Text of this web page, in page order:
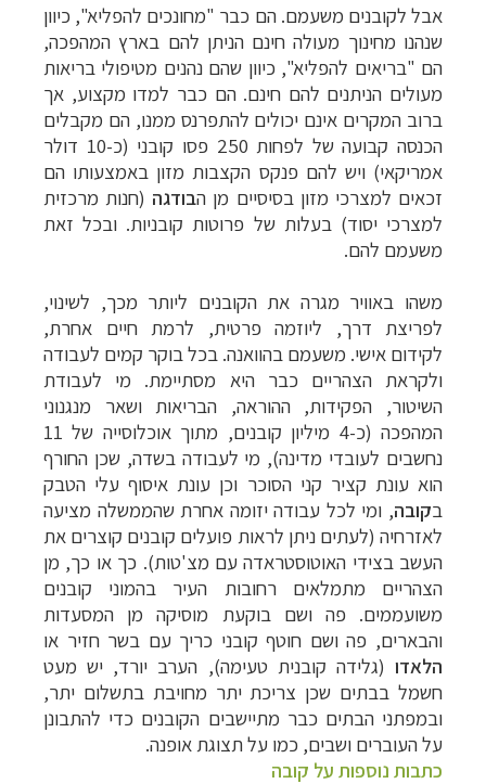
אבל לקובנים משעמם. הם כבר "מחונכים להפליא", כיוון
שנהנו מחינוך מעולה חינם הניתן להם בארץ המהפכה,
הם "בריאים להפליא",כיוון שהם נהנים מטיפולי בריאות
מעולים הניתנים להם חינם. הם כבר למדו מקצוע, אך
ברוב המקרים אינם יכולים להתפרנס ממנו, הם מקבלים
הכנסה קבועה של לפחות 250 פסו קובני (כ-10 דולר
אמריקאי) ויש להם פנקס הקצבות מזון באמצעותו הם
זכאים למצרכי מזון בסיסיים מן הבודגה (חנות מרכזית
למצרכי יסוד) בעלות של פרוטות קובניות. ובכל זאת
משעמם להם.
משהו באוויר מגרה את הקובנים ליותר מכך, לשינוי,
לפריצת דרך, ליוזמה פרטית, לרמת חיים אחרת,
לקידום אישי. משעמם בהוואנה. בכל בוקר קמים לעבודה
ולקראת הצהריים כבר היא מסתיימת. מי לעבודת
השיטור, הפקידות, ההוראה, הבריאות ושאר מנגנוני
המהפכה (כ-4 מיליון
קובנים, מתוך אוכלוסייה של 11
נחשבים לעובדי מדינה), מי לעבודה בשדה, שכן החורף
הוא עונת קציר קני הסוכר וכן עונת איסוף עלי הטבק
בקובה, ומי לכל עבודה יזומה אחרתשהממשלה מציעה
לאזרחיה (לעתים ניתן לראות פועלים קובנים קוצרים את
העשב בצידי האוטוסטראדה עם מצ'טות). כך או כך, מן
הצהריים מתמלאים רחובות העיר בהמוני קובנים
משועממים. פה ושם בוקעת מוסיקה מן המסעדות
והבארים, פה ושם חוטף קובני כריך עם בשרחזיר או
הלאדו(גלידה קובנית טעימה), הערב יורד, יש מעט
חשמל בבתים שכן צריכת יתר מחויבת בתשלום יתר,
ובמפתני הבתים כבר מתיישבים הקובנים כדי להתבונן
עלהעוברים ושבים, כמו על תצוגת אופנה.
כתבות נוספות על קובה